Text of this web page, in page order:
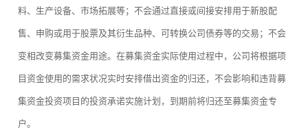
料、生产设备、市场拓展等；不会通过直接或间接安排用于新股配
售、申购或用于股票及其衍生品种、可转换公司债券等的交易；不会
变相改变募集资金用途。在募集资金实际使用过程中，公司将根据项
目资金使用的需求状况实时安排借出资金的归还，不会影响和违背募
集资金投资项目的投资承诺实施计划，到期前将归还至募集资金专
户。